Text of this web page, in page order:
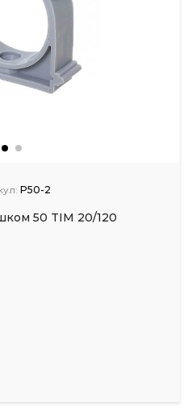
P50-2
50 TIM 20/120